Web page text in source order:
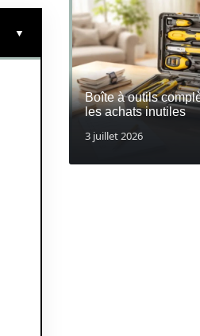
Boîte à outils
les achats inutiles
3 juillet 2026